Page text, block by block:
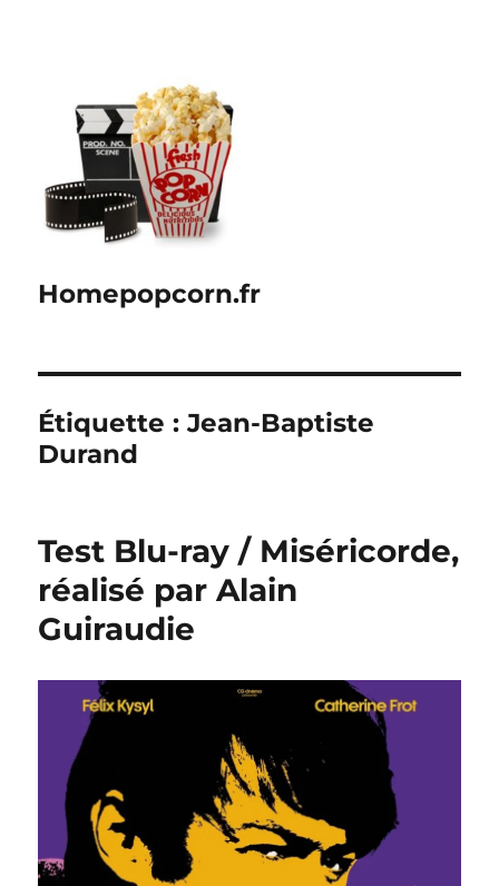
Homepopcorn.fr
Étiquette :Jean-Baptiste
Durand
Test Blu-ray / Miséricorde,
réalisé par Alain
Guiraudie